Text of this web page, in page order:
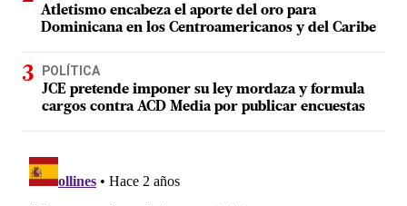
Atletismo encabeza el aporte del oro para
Dominicana en los Centroamericanos y del Caribe
POLÍTICA
JCE pretende imponer su ley mordaza y formula
cargos contra ACD Media por publicar encuestas